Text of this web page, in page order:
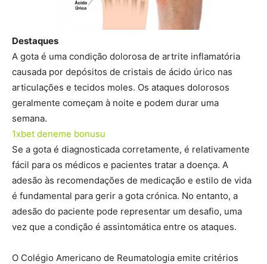
Destaques
A gota é uma condição dolorosa de artrite inflamatória
causada por depósitos de cristais de ácido úrico nas
articulações e tecidos moles. Os ataques dolorosos
geralmente começam à noite e podem durar uma
semana.
1xbet deneme bonusu
Se a gota é diagnosticada corretamente, é relativamente
fácil para os médicos e pacientes tratar a doença. A
adesão às recomendações de medicação e estilo de vida
é fundamental para gerir a gota crónica. No entanto, a
adesão do paciente pode representar um desafio, uma
vez que a condição é assintomática entre os ataques.
O Colégio Americano de Reumatologia emite critérios